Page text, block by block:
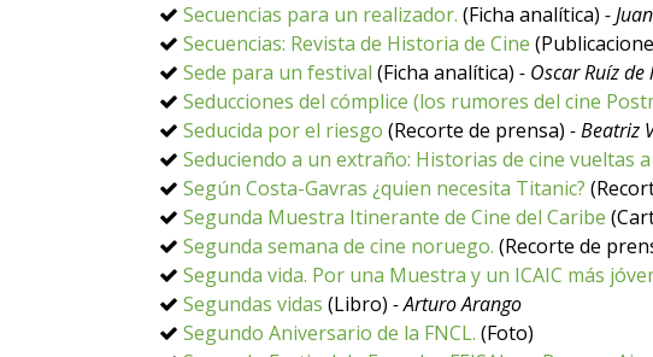
Secuencias para un realizador. (Ficha analítica) -
Secuencias: Revista de Historia de Cine
Sede para un festival (Ficha analítica) - Oscar Ruíz de
Seducciones del cómplice (los rumores del cine
Seducida por el riesgo (Recorte de prensa) - Beatriz
Seduciendo a un extraño: Historias de cine vueltas
Según Costa-Gavras ¿quien necesita Titanic?
Segunda Muestra Itinerante de Cine del Caribe
Segunda semana de cine noruego. (Recorte de
Segunda vida. Por una Muestra y un ICAIC más
Segundas vidas (Libro) - Arturo Arango
Segundo Aniversario de la FNCL. (Foto)